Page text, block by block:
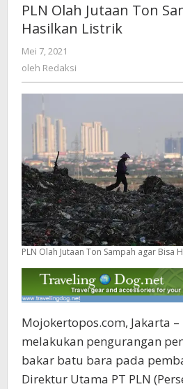
PLN Olah Jutaan Ton
Hasilkan Listrik
Mei 7, 2021
Redaksi
oleh Redaksi
PLN Olah Jutaan Ton Sampah agar Bisa
Mojokertopos.com, Jakarta –
melakukan pengurangan
bakar batu bara pada
Direktur Utama PT PLN